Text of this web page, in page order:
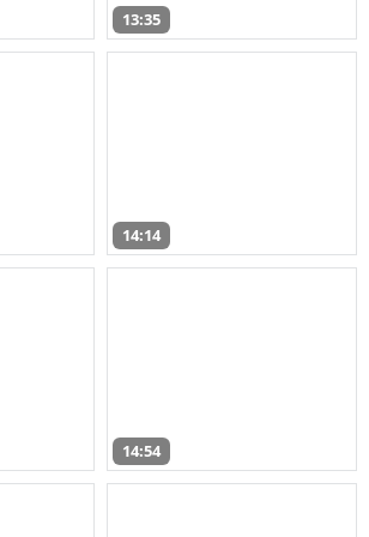
13:35
14:14
14:54